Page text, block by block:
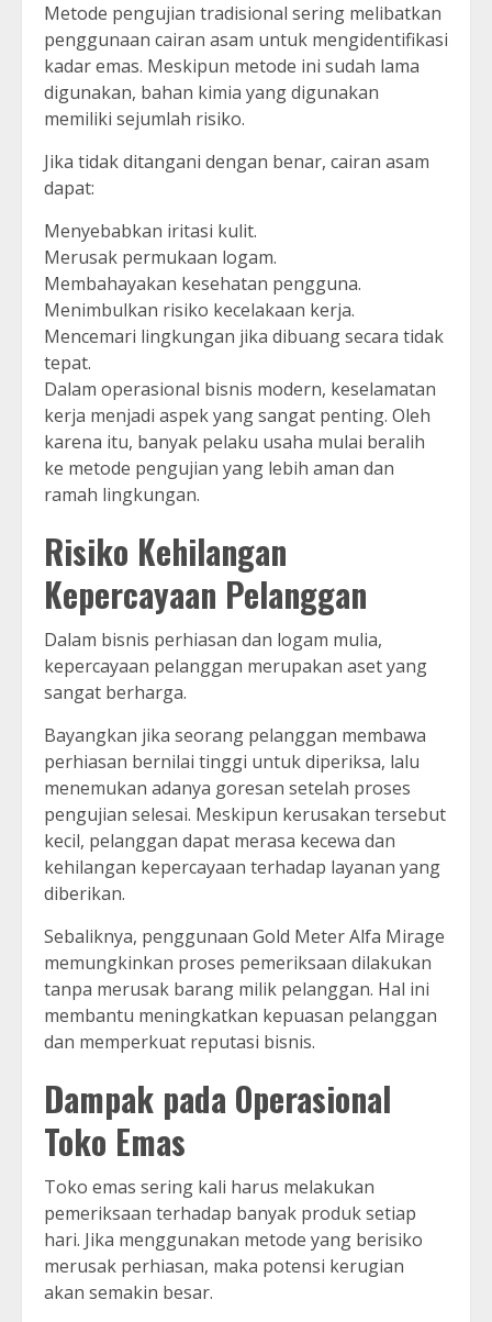
Metode pengujian tradisional sering melibatkan
penggunaan cairan asam untuk mengidentifikasi
kadar emas. Meskipun metode ini sudah lama
digunakan, bahan kimia yang digunakan
memiliki sejumlah risiko.
Jika tidak ditangani dengan benar, cairan asam
dapat:
Menyebabkan iritasi kulit.
Merusak permukaan logam.
Membahayakan kesehatan pengguna.
Menimbulkan risiko kecelakaan kerja.
Mencemari lingkungan jika dibuang secara tidak
tepat.
Dalam operasional bisnis modern, keselamatan
kerja menjadi aspek yang sangat penting. Oleh
karena itu, banyak pelaku usaha mulai beralih
ke metode pengujian yang lebih aman dan
ramah lingkungan.
Risiko Kehilangan
Kepercayaan Pelanggan
Dalam bisnis perhiasan dan logam mulia,
kepercayaan pelanggan merupakan aset yang
sangat berharga.
Bayangkan jika seorang pelanggan membawa
perhiasan bernilai tinggi untuk diperiksa, lalu
menemukan adanya goresan setelah proses
pengujian selesai. Meskipun kerusakan tersebut
kecil, pelanggan dapat merasa kecewa dan
kehilangan kepercayaan terhadap layanan yang
diberikan.
Sebaliknya, penggunaan Gold Meter Alfa Mirage
memungkinkan proses pemeriksaan dilakukan
tanpa merusak barang milik pelanggan. Hal ini
membantu meningkatkan kepuasan pelanggan
dan memperkuat reputasi bisnis.
Dampak pada Operasional
Toko Emas
Toko emas sering kali harus melakukan
pemeriksaan terhadap banyak produk setiap
hari. Jika menggunakan metode yang berisiko
merusak perhiasan, maka potensi kerugian
akan semakin besar.